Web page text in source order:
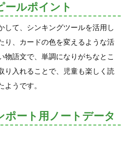
ールポイント
して、シンキングツールを活用し
り、カードの色を変えるような活
物語文で、単調になりがちなとこ
り入れることで、児童も楽しく読
うです。
ポート用ノートデータ